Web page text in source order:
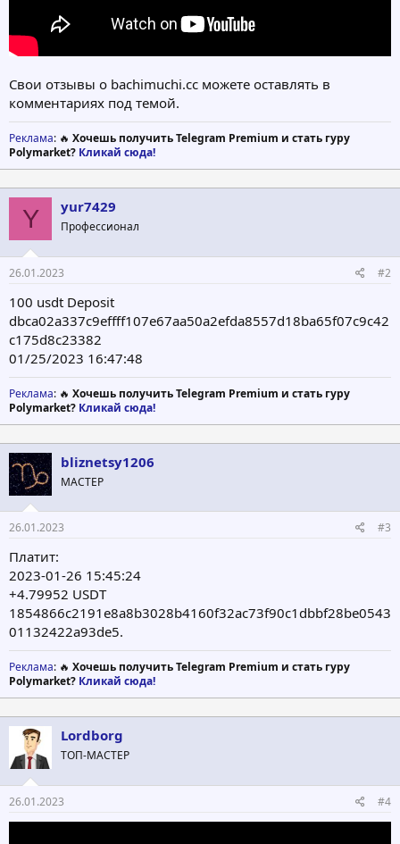
Свои отзывы о bachimuchi.cc можете оставлять в
комментариях под темой.
Реклама: 🔥 Хочешь получить Telegram Premium и стать гуру
Polymarket? Кликай сюда!
Y yur7429
Профессионал
26.01.2023 #2
100 usdt Deposit
dbca02a337c9effff107e67aa50a2efda8557d18ba65f07c9c42
c175d8c23382
01/25/2023 16:47:48
Реклама: 🔥 Хочешь получить Telegram Premium и стать гуру
Polymarket? Кликай сюда!
bliznetsy1206
МАСТЕР
26.01.2023 #3
Платит:
2023-01-26 15:45:24
+4.79952 USDT
1854866c2191e8a8b3028b4160f32ac73f90c1dbbf28be0543
01132422a93de5.
Реклама: 🔥 Хочешь получить Telegram Premium и стать гуру
Polymarket? Кликай сюда!
Lordborg
ТОП-МАСТЕР
26.01.2023 #4